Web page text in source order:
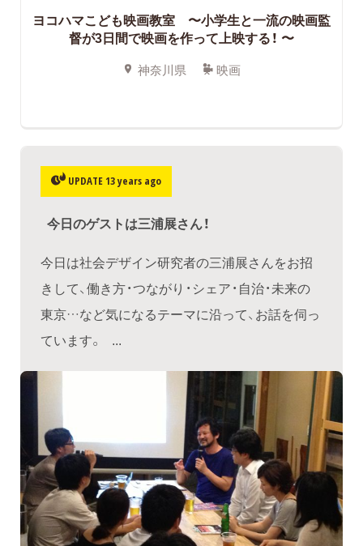
ヨコハマこども映画教室 〜小学生と一流の映画監
督が3日間で映画を作って上映する！ 〜
神奈川県 映画
UPDATE 13 years ago
今日のゲストは三浦展さん！
今日は社会デザイン研究者の三浦展さんをお招
きして、働き方・つながり・シェア・自治・未来の
東京…など気になるテーマに沿って、お話を伺っ
ています。 ...